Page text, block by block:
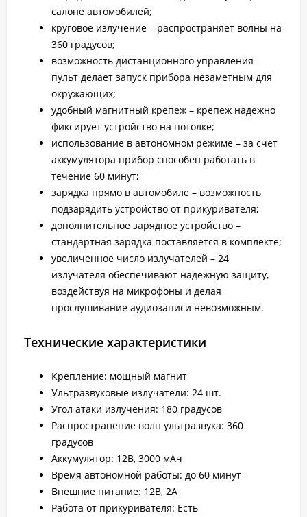
салоне автомобилей;
круговое излучение – распространяет волны на
360 градусов;
возможность дистанционного управления –
пульт делает запуск прибора незаметным для
окружающих;
удобный магнитный крепеж – крепеж надежно
фиксирует устройство на потолке;
использование в автономном режиме – за счет
аккумулятора прибор способен работать в
течение 60 минут;
зарядка прямо в автомобиле – возможность
подзарядить устройство от прикуривателя;
дополнительное зарядное устройство –
стандартная зарядка поставляется в комплекте;
увеличенное число излучателей – 24
излучателя обеспечивают надежную защиту,
воздействуя на микрофоны и делая
прослушивание аудиозаписи невозможным.
Технические характеристики
Крепление: мощный магнит
Ультразвуковые излучатели: 24 шт.
Угол атаки излучения: 180 градусов
Распространение волн ультразвука: 360
градусов
Аккумулятор: 12В, 3000 мАч
Время автономной работы: до 60 минут
Внешние питание: 12В, 2А
Работа от прикуривателя: Есть